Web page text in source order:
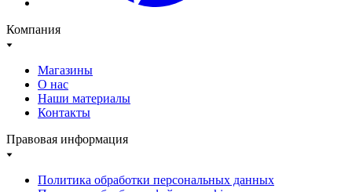
Компания
Магазины
О нас
Наши материалы
Контакты
Правовая информация
Политика обработки персональных данных